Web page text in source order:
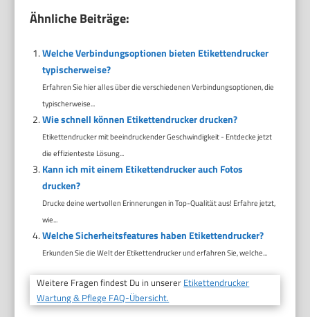
Ähnliche Beiträge:
Welche Verbindungsoptionen bieten Etikettendrucker
typischerweise?
Erfahren Sie hier alles über die verschiedenen Verbindungsoptionen, die
typischerweise...
Wie schnell können Etikettendrucker drucken?
Etikettendrucker mit beeindruckender Geschwindigkeit - Entdecke jetzt
die effizienteste Lösung...
Kann ich mit einem Etikettendrucker auch Fotos
drucken?
Drucke deine wertvollen Erinnerungen in Top-Qualität aus! Erfahre jetzt,
wie...
Welche Sicherheitsfeatures haben Etikettendrucker?
Erkunden Sie die Welt der Etikettendrucker und erfahren Sie, welche...
Weitere Fragen findest Du in unserer Etikettendrucker
Wartung & Pflege FAQ-Übersicht.